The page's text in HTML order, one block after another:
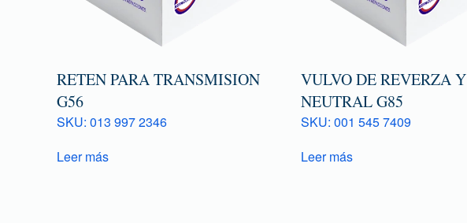
RETEN PARA TRANSMISION
G56
SKU: 013 997 2346
Leer más
VULVO DE REVERZA Y
NEUTRAL G85
SKU: 001 545 7409
Leer más